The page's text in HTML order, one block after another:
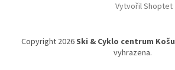
Vytvořil Shoptet
Copyright 2026Ski & Cyklo centrum
vyhrazena.